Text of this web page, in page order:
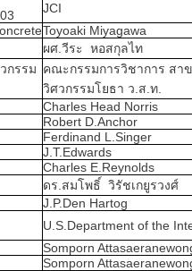
JCI
Toyoaki Miyagawa
ผศ.วีระ หอสกุลไท
กรรม คณะกรรมการวิชาการ สา
วิศวกรรมโยธา ว.ส.ท.
Charles Head Norris
Robert D.Anchor
Ferdinand L.Singer
J.T.Edwards
Charles E.Reynolds
ดร.สมโพธิ์ วิรัชเกยูรวงศ์
J.P.Den Hartog
U.S.Department of the
Somporn
Somporn